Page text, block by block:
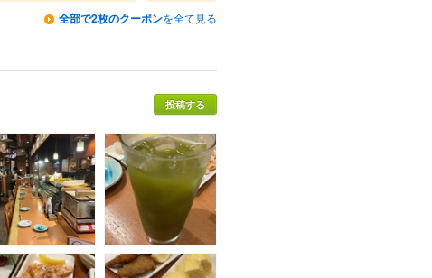
全部で2枚のクーポンを全て見る
投稿する